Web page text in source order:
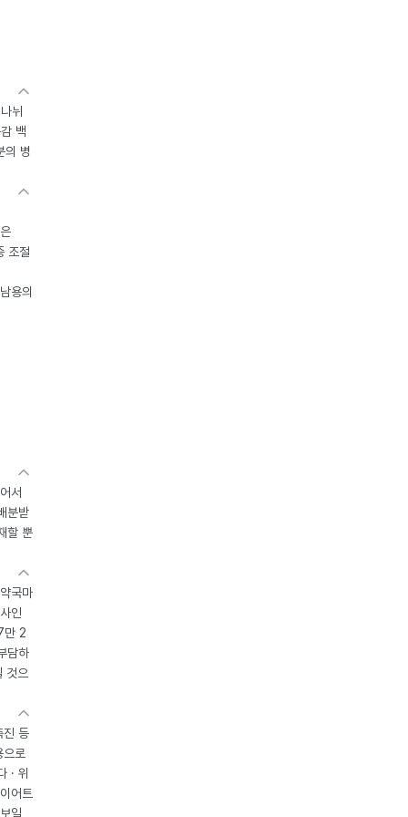
뉘
백
의 병
조절
용의
서
분받
할 뿐
국마
인
만 2
담하
것으
진 등
로
· 위
어트
일